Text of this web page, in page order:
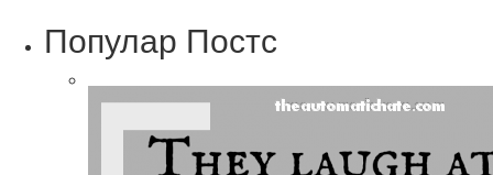
Популар Постс